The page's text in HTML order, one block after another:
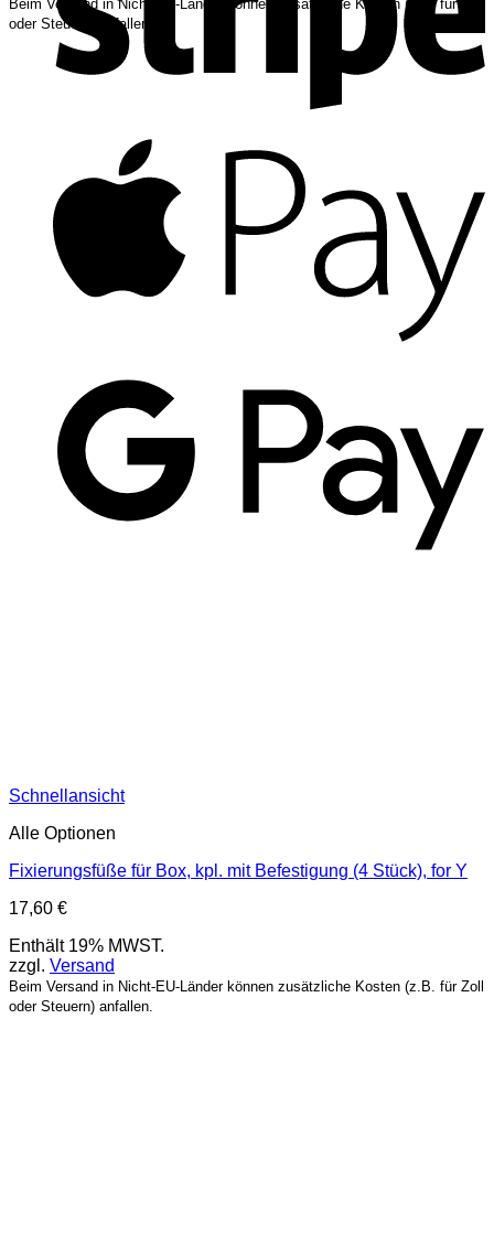
Beim Versand in Nicht-EU-Länder können zusätzliche Kosten (z.B. für Zoll
oder Steuern) anfallen.
Schnellansicht
Alle Optionen
Fixierungsfüße für Box, kpl. mit Befestigung (4 Stück), for Y
17,60 €
Enthält 19% MWST.
zzgl. Versand
Beim Versand in Nicht-EU-Länder können zusätzliche Kosten (z.B. für Zoll
oder Steuern) anfallen.